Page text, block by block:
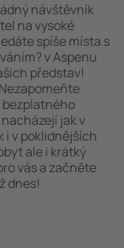
návštěvník
na vysoké
spíše místa s
v Aspenu
představ!
jak v
i v poklidnějších
ale i krátký
vás a začněte
dnes!